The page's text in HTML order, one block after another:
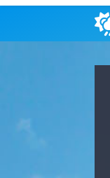
Hava
Trafik